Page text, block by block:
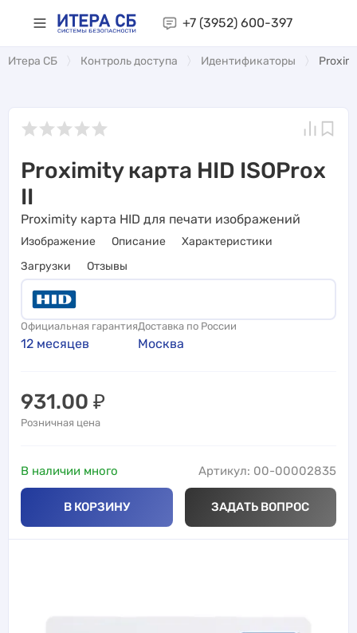
+7 (3952) 600-397
Итера СБ Контроль доступа Идентификаторы
Proximity карта HID ISOProx
II
Proximity карта HID для печати изображений
Изображение Описание
Характеристики
Загрузки
Отзывы
Официальная гарантия
12 месяцев
Доставка по России
Москва
931.00 ₽
Розничная цена
В наличии много Артикул: 00-00002835
В КОРЗИНУ ЗАДАТЬ ВОПРОС